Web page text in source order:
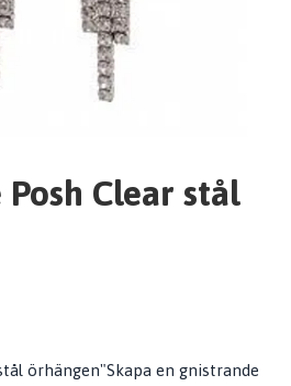
Posh Clear stål
örhängen"Skapa en gnistrande